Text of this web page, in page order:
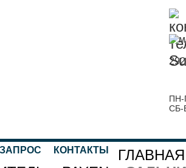
ПН-
СБ-
ЗАПРОС КОНТАКТЫ ГЛАВНАЯ